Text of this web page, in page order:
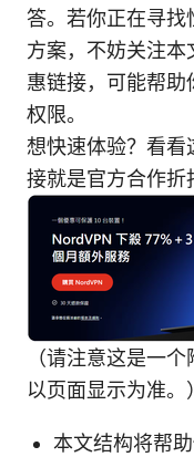
答。若你正在寻
方案，不妨关注
惠链接，可能帮助
权限。
想快速体验？看看
接就是官方合作折
（请注意这是一
以页面显示为准。）
本文结构将帮